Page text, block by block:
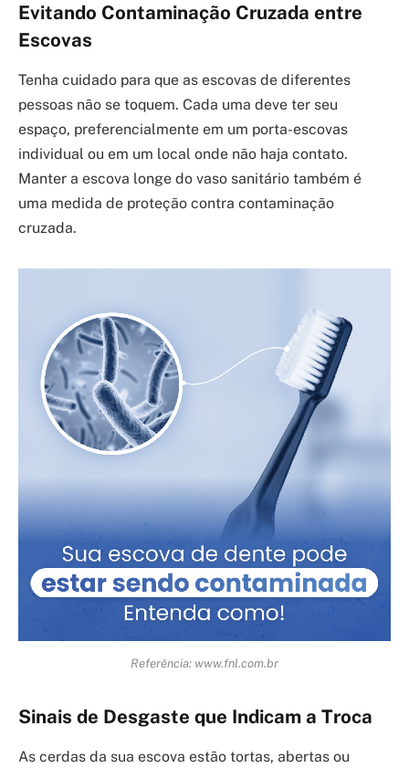
Evitando Contaminação Cruzada entre
Escovas
Tenha cuidado para que as escovas de diferentes
pessoas não se toquem. Cada uma deve ter seu
espaço, preferencialmente em um porta-escovas
individual ou em um local onde não haja contato.
Manter a escova longe do vaso sanitário também é
uma medida de proteção contra contaminação
cruzada.
Referência: www.fnl.com.br
Sinais de Desgaste que Indicam a Troca
As cerdas da sua escova estão tortas, abertas ou